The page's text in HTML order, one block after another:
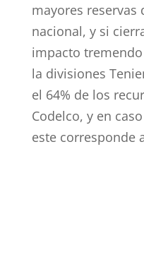
mayores reservas
nacional, y si
impacto
la divisiones
el 64% de los
Codelco, y en
este corresponde